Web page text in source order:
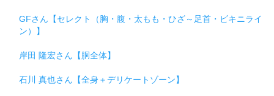
GFさん【セレクト（胸・腹・太もも・ひざ～足首・ビキニライ
ン）】
岸田 隆宏さん【胴全体】
石川 真也さん【全身＋デリケートゾーン】